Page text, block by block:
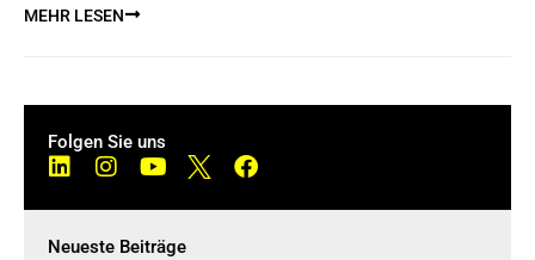
MEHR LESEN
Folgen Sie uns
Neueste Beiträge